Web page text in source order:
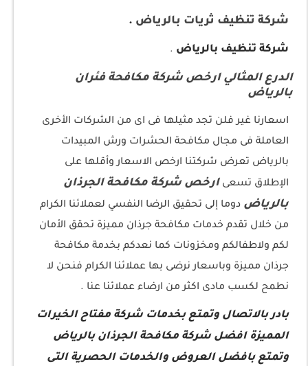
شركة تنظيف ثريات بالرياض .
شركة تنظيف بالرياض .
الدرع المثالي ارخص شركة مكافحة فئران
بالرياض
اسعارنا غير فلن تجد مثيلها فى اى من الشركات الأخرى
العاملة فى مجال مكافحة الحشرات ورش المبيدات
بالرياض تعرض شركتنا ارخص الاسعار وأقلها على
الإطلاق تسعىارخص شركة مكافحة الجرذان
بالرياض دوما إلى تحقيق الرضا النفسي لعملائنا الكرام
من خلال تقدم خدمات مكافحة جرذان مميزة تحقق الأمان
لكم ولاطفالكم ومخزونات كما نعدكم بخدمة مكافحة
جرذان مميزة وباسعار نرضى بها عملائنا الكرام فنحن لا
نطمح لكسب مادى اكثر من ارضاء عملائنا عنا .
بادر بالاتصال وتمتع بخدمات شركة مفتاح الخيرات
المميزة افضل شركة مكافحة الجرذان بالرياض
وتمتع بافضل العروض والخدمات الحصرية التى